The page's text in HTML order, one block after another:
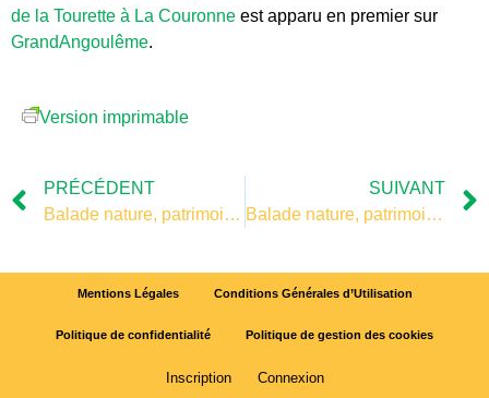
de la Tourette à La Couronne est apparu en premier sur
GrandAngoulême.
Version imprimable
PRÉCÉDENT
Balade nature, patrimoine et musicale aux chaumes de la Tourette à La Couronne
SUIVANT
Balade nature, patrimoine et musicale aux chaumes de la Tourette à La Couronne
Mentions Légales Conditions Générales d’Utilisation
Politique de confidentialité Politique de gestion des cookies
Inscription Connexion